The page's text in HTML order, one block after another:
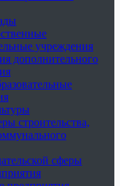
учреждения
дополнительного
строительства,
сферы